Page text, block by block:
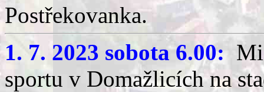
Postřekovanka.
1. 7. 2023 sobota 6.00:
sportu v Domažlicích na